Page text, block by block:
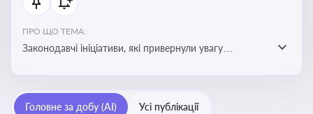
ПРО ЩО ТЕМА:
Законодавчі ініціативи, які привернули увагу
прийняття цих проектів пишуть в медіа. Які проекти
Головне за добу (AI) Усі публікації